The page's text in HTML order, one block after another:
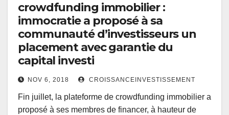
crowdfunding immobilier :
immocratie a proposé à sa
communauté d’investisseurs un
placement avec garantie du
capital investi
NOV 6, 2018 CROISSANCEINVESTISSEMENT
Fin juillet, la plateforme de crowdfunding immobilier a
proposé à ses membres de financer, à hauteur de